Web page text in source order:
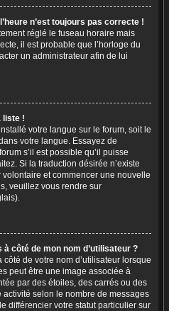
n’est toujours pas correcte !
réglé le fuseau horaire mais
il est probable que l’horloge du
un administrateur afin de lui
liste !
votre langue sur le forum, soit le
votre langue. Essayez de
s’il est possible qu’il puisse
Si la traduction désirée n’existe
et commencer une nouvelle
veuillez vous rendre sur
côté de mon nom d’utilisateur ?
de votre nom d’utilisateur lorsque
peut être une image associée à
par des étoiles, des carrés ou des
activité selon le nombre de messages
différencier votre statut particulier sur